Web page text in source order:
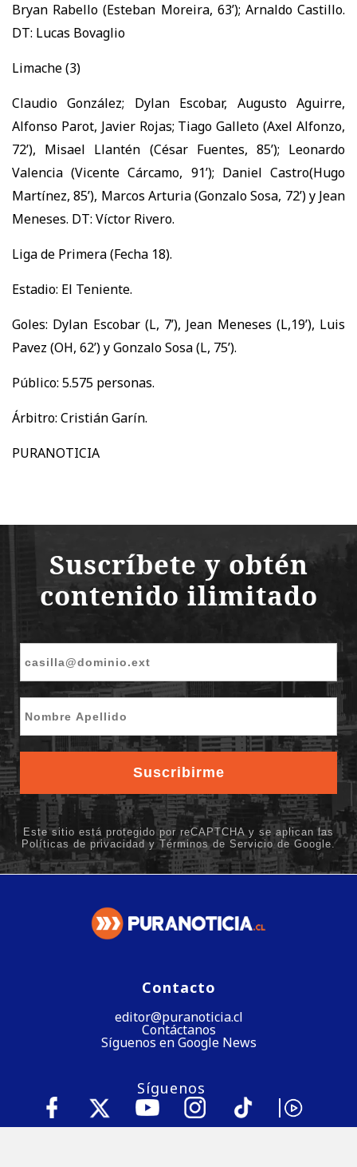
Bryan Rabello (Esteban Moreira, 63’); Arnaldo Castillo.
DT: Lucas Bovaglio
Limache (3)
Claudio González; Dylan Escobar, Augusto Aguirre,
Alfonso Parot, Javier Rojas; Tiago Galleto (Axel Alfonzo,
72’), Misael Llantén (César Fuentes, 85’); Leonardo
Valencia (Vicente Cárcamo, 91’); Daniel Castro(Hugo
Martínez, 85’), Marcos Arturia (Gonzalo Sosa, 72’) y Jean
Meneses. DT: Víctor Rivero.
Liga de Primera (Fecha 18).
Estadio: El Teniente.
Goles: Dylan Escobar (L, 7’), Jean Meneses (L,19’), Luis
Pavez (OH, 62’) y Gonzalo Sosa (L, 75’).
Público: 5.575 personas.
Árbitro: Cristián Garín.
PURANOTICIA
Contacto
editor@puranoticia.cl
Contáctanos
Síguenos en Google News
Síguenos